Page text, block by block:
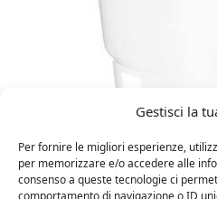
Gestisci la
Per fornire le migliori esperienze,
per memorizzare e/o accedere alle
consenso a queste tecnologie ci
comportamento di navigazione o ID
DOT Horeca Solutions 1000